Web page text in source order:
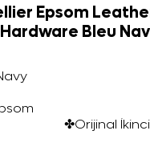
Epsom
Bleu
✤Orijinal İkinci